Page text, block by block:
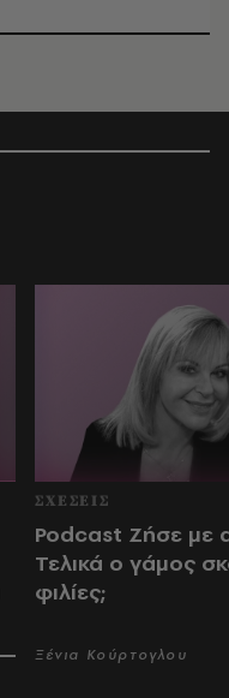
ΣΧΕΣΕΙΣ
Podcast Ζήσε με
Τελικά ο γάμος
φιλίες;
Ξένια Κούρτογλου